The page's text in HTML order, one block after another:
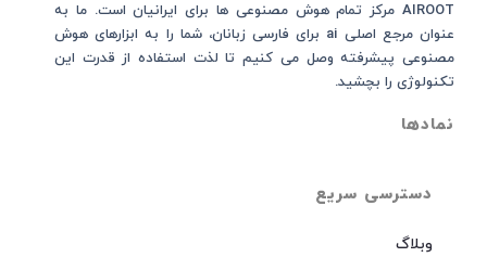
دسترسی سریع
وبلاگ
AIROOT مرکز تمام هوش مصنوعی‌‌‌ ها برای ایرانیان است. ما به
عنوان مرجع اصلی ai برای فارسی زبانان، شما را به ابزارهای هوش
مصنوعی پیشرفته وصل می کنیم تا لذت استفاده از قدرت این
تکنولوژی را بچشید.
نمادها